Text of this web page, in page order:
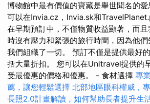
博物館中最有價值的寶藏是舉世聞名的
可以在Invia.cz，Invia.sk和
在早期預訂中，不僅物質收益顯著，而
時沒有壓力和緊張的旅行時間，因為他
我們組織了一切。 預訂不僅是提供最好
括大量折扣。 您可以在Unitravel提供的
受最優惠的價格和優惠。 - 食材選擇 專
薦，讓您輕鬆選擇 北部地區眼科權威，
長照2.0計畫解讀，如何幫助長者提升生